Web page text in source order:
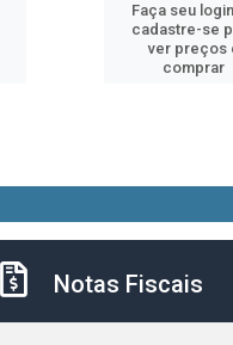
Faça seu
cadastre-se
ver preços
comprar
Notas Fiscais